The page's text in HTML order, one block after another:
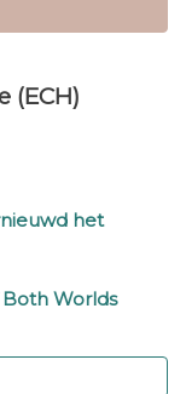
(ECH)
het
Worlds